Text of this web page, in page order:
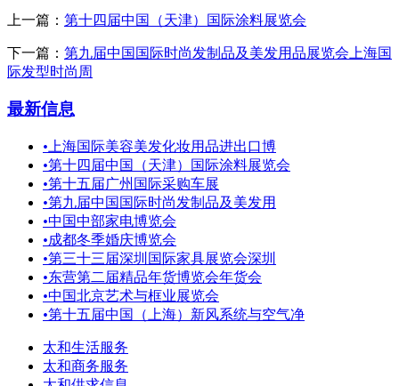
上一篇： 第十四届中国（天津）国际涂料展览会
下一篇： 第九届中国国际时尚发制品及美发用品展览会上海国
际发型时尚周
最新信息
• 上海国际美容美发化妆用品进出口博
•第十四届中国（天津）国际涂料展览会
•第十五届广州国际采购车展
•第九届中国国际时尚发制品及美发用
•中国中部家电博览会
•成都冬季婚庆博览会
•第三十三届深圳国际家具展览会深圳
•东营第二届精品年货博览会年货会
•中国北京艺术与框业展览会
•第十五届中国（上海）新风系统与空气净
太和生活服务
太和商务服务